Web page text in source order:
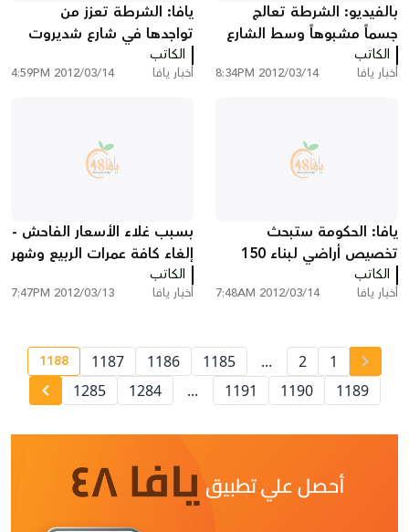
بالفيديو: الشرطة تعالج
جسماً مشبوهاً وسط الشارع
الرئيس في مدينة يافا
الكاتب
أخبار يافا 2012/03/14 8:34PM
يافا: الشرطة تعزز من
تواجدها في شارع شديروت
يروشلايم بعد تلقيها بلاغ
بوقوع عملية طعن
الكاتب
أخبار يافا 2012/03/14 4:59PM
يافا: الحكومة ستبحث
تخصيص أراضي لبناء 150
وحدة سكنية للمواطنين
العرب في المدينة
الكاتب
أخبار يافا 2012/03/14 7:48AM
بسبب غلاء الأسعار الفاحش -
إلغاء كافة عمرات الربيع وشهر
آذار
الكاتب
أخبار يافا 2012/03/13 7:47PM
1
2
...
1185
1186
1187
number1188
1189
1190
1191
...
1284
1285